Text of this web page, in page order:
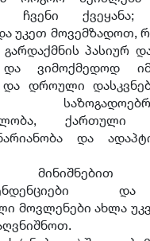
ჩვენი ქვეყანა;
უკეთ მოვემზადოთ,
პასიურ
ვიმოქმედოდ
დროული
ქართული
და
მინიშნებით
მოვლენები ახლა